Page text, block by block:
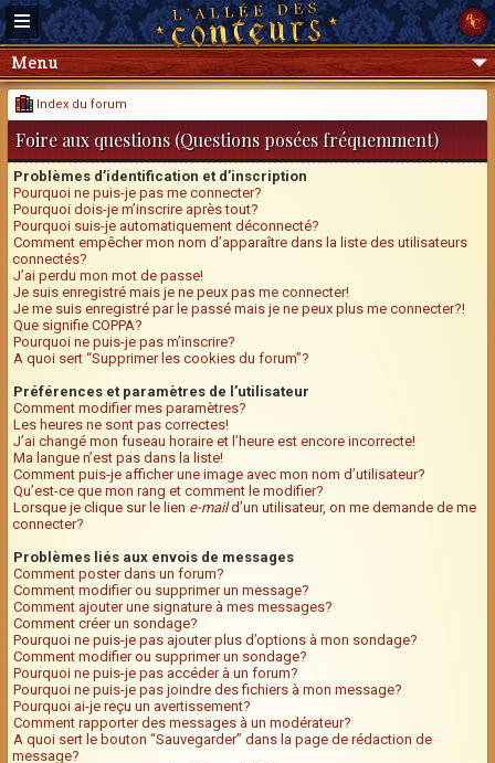
Menu
Index du forum
Foire aux questions (Questions posées fréquemment)
Problèmes d’identification et d’inscription
Pourquoi ne puis-je pas me connecter?
Pourquoi dois-je m’inscrire après tout?
Pourquoi suis-je automatiquement déconnecté?
Comment empêcher mon nom d’apparaître dans la liste des utilisateurs
connectés?
J’ai perdu mon mot de passe!
Je suis enregistré mais je ne peux pas me connecter!
Je me suis enregistré par le passé mais je ne peux plus me connecter?!
Que signifie COPPA?
Pourquoi ne puis-je pas m’inscrire?
A quoi sert “Supprimer les cookies du forum”?
Préférences et paramètres de l’utilisateur
Comment modifier mes paramètres?
Les heures ne sont pas correctes!
J’ai changé mon fuseau horaire et l’heure est encore incorrecte!
Ma langue n’est pas dans la liste!
Comment puis-je afficher une image avec mon nom d’utilisateur?
Qu’est-ce que mon rang et comment le modifier?
Lorsque je clique sur le lien e-maild’un utilisateur, on me demande de me
connecter?
Problèmes liés aux envois de messages
Comment poster dans un forum?
Comment modifier ou supprimer un message?
Comment ajouter une signature à mes messages?
Comment créer un sondage?
Pourquoi ne puis-je pas ajouter plus d’options à mon sondage?
Comment modifier ou supprimer un sondage?
Pourquoi ne puis-je pas accéder à un forum?
Pourquoi ne puis-je pas joindre des fichiers à mon message?
Pourquoi ai-je reçu un avertissement?
Comment rapporter des messages à un modérateur?
A quoi sert le bouton “Sauvegarder” dans la page de rédaction de
message?